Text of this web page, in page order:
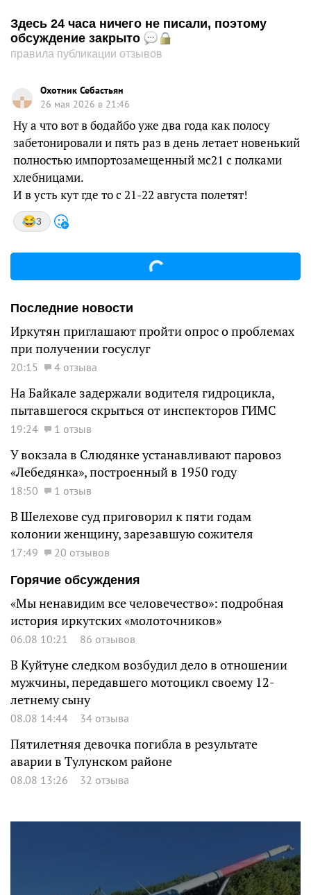
Здесь 24 часа ничего не писали, поэтому
обсуждение закрыто
правила публикации отзывов
Охотник Себастьян
26 мая 2026 в 21:46
Ну а что вот в бодайбо уже два года как полосу
забетонировали и пять раз в день летает новенький
полностью импортозамещенный мс21 с полками
хлебницами.
И в усть кут где то с 21-22 августа полетят!
3
Последние новости
Иркутян приглашают пройти опрос о проблемах
при получении госуслуг
20:15 4 отзыва
На Байкале задержали водителя гидроцикла,
пытавшегося скрыться от инспекторов ГИМС
19:24 1 отзыв
У вокзала в Слюдянке устанавливают паровоз
«Лебедянка», построенный в 1950 году
18:50 1 отзыв
В Шелехове суд приговорил к пяти годам
колонии женщину, зарезавшую сожителя
17:49
20 отзывов
Горячие обсуждения
«Мы ненавидим все человечество»: подробная
история иркутских «молоточников»
06.08 10:21 86 отзывов
В Куйтуне следком возбудил дело в отношении
мужчины, передавшего мотоцикл своему 12-
летнему сыну
08.08 14:44 34 отзыва
Пятилетняя девочка погибла в результате
аварии в Тулунском районе
08.08 13:26 32 отзыва